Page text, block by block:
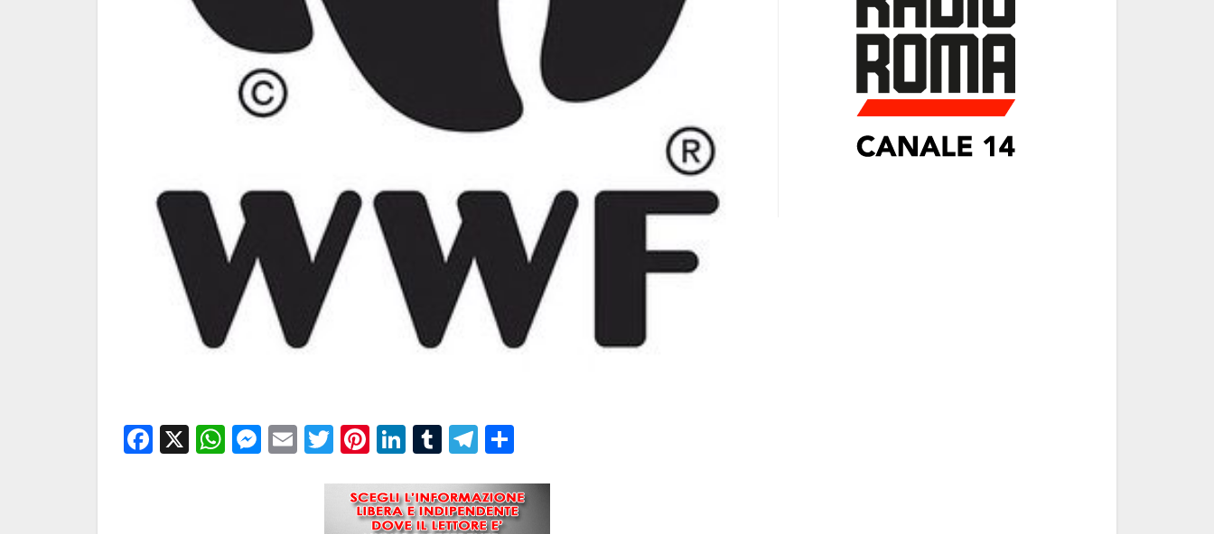
Facebook
X WhatsApp
Messenger
EmailTwitter
Pinterest
LinkedIn
TumblrTelegram